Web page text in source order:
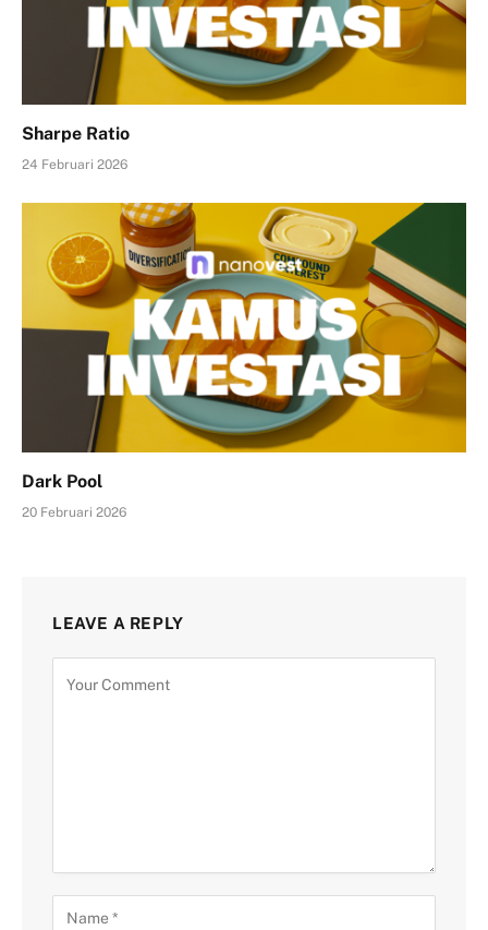
Sharpe Ratio
24 Februari 2026
Dark Pool
20 Februari 2026
LEAVE A REPLY